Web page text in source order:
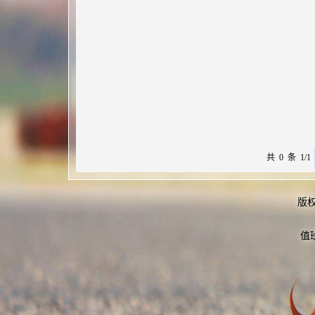
共 0 条 1/1
版
值